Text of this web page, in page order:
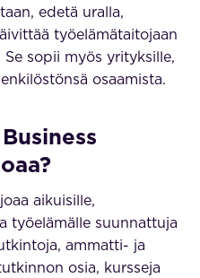
edetä uralla,
työelämätaitojaan
sopii myös yrityksille,
osaamista.
aikuisille,
työelämälle suunnattuja
ammatti- ja
osia, kursseja